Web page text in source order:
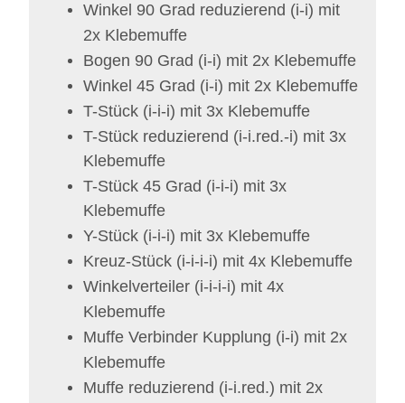
Winkel 90 Grad reduzierend (i-i) mit
2x Klebemuffe
Bogen 90 Grad (i-i) mit 2x Klebemuffe
Winkel 45 Grad (i-i) mit 2x Klebemuffe
T-Stück (i-i-i) mit 3x Klebemuffe
T-Stück reduzierend (i-i.red.-i) mit 3x
Klebemuffe
T-Stück 45 Grad (i-i-i) mit 3x
Klebemuffe
Y-Stück (i-i-i) mit 3x Klebemuffe
Kreuz-Stück (i-i-i-i) mit 4x Klebemuffe
Winkelverteiler (i-i-i-i) mit 4x
Klebemuffe
Muffe Verbinder Kupplung (i-i) mit 2x
Klebemuffe
Muffe reduzierend (i-i.red.) mit 2x